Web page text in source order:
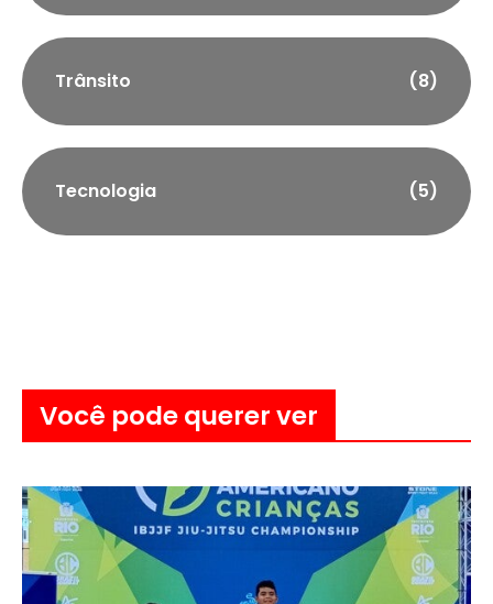
Trânsito (8)
Tecnologia (5)
Você pode querer ver